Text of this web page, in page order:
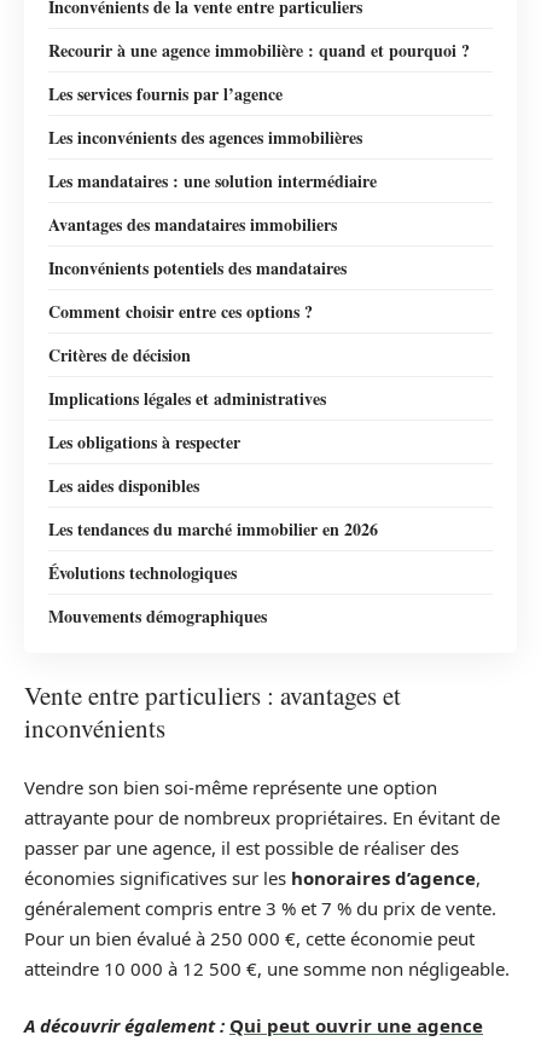
Inconvénients de la vente entre particuliers
Recourir à une agence immobilière : quand et pourquoi ?
Les services fournis par l’agence
Les inconvénients des agences immobilières
Les mandataires : une solution intermédiaire
Avantages des mandataires immobiliers
Inconvénients potentiels des mandataires
Comment choisir entre ces options ?
Critères de décision
Implications légales et administratives
Les obligations à respecter
Les aides disponibles
Les tendances du marché immobilier en 2026
Évolutions technologiques
Mouvements démographiques
Vente entre particuliers : avantages et
inconvénients
Vendre son bien soi-même représente une option
attrayante pour de nombreux propriétaires. En évitant de
passer par une agence, il est possible de réaliser des
économies significatives sur les honoraires d’agence,
généralement compris entre 3 % et 7 % du prix de vente.
Pour un bien évalué à 250 000 €, cette économie peut
atteindre 10 000 à 12 500 €, une somme non négligeable.
A découvrir également : Qui peut ouvrir une agence